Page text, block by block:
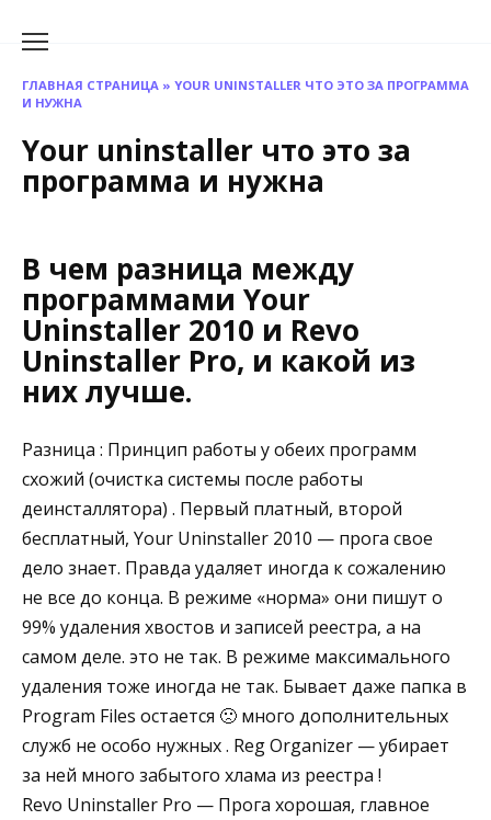
ГЛАВНАЯ СТРАНИЦА » YOUR UNINSTALLER ЧТО ЭТО ЗА ПРОГРАММА
И НУЖНА
Your uninstaller что это за
программа и нужна
В чем разница между
программами Your
Uninstaller 2010 и Revo
Uninstaller Pro, и какой из
них лучше.
Разница : Принцип работы у обеих программ
схожий (очистка системы после работы
деинсталлятора) . Первый платный, второй
бесплатный, Your Uninstaller 2010 — прога свое
дело знает. Правда удаляет иногда к сожалению
не все до конца. В режиме «норма» они пишут о
99% удаления хвостов и записей реестра, а на
самом деле. это не так. В режиме максимального
удаления тоже иногда не так. Бывает даже папка в
Program Files остается 🙁 много дополнительных
служб не особо нужных . Reg Organizer — убирает
за ней много забытого хлама из реестра !
Revo Uninstaller Pro — Прога хорошая, главное